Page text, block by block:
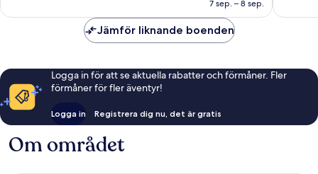
7 sep. – 8 sep.
Jämför liknande boenden
Logga in för att se aktuella rabatter och förmåner. Fler
förmåner för fler äventyr!
Logga in Registrera dig nu, det är gratis
Om området